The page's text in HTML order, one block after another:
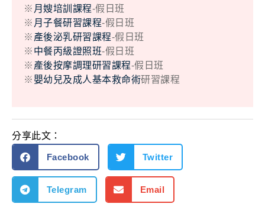
※ 月嫂培訓課程-假日班
※ 月子餐研習課程-假日班
※ 產後泌乳研習課程-假日班
※ 中餐丙級證照班-假日班
※ 產後按摩調理研習課程-假日班
※ 嬰幼兒及成人基本救命術研習課程
分享此文：
Facebook Twitter
Telegram Email